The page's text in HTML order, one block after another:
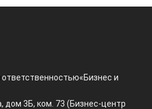
«Бизнес и
дом 3Б, ком. 73 (Бизнес-центр